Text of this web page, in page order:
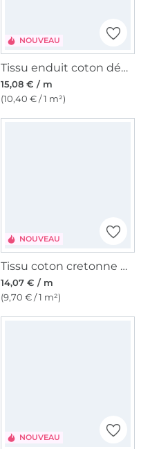
NOUVEAU
Tissu enduit coton déperlant Citrons Lemons, orange
15,08 € / m
(10,40 € / 1 m²)
NOUVEAU
Tissu coton cretonne Color Checks, bleu/bleu clair
14,07 € / m
(9,70 € / 1 m²)
NOUVEAU